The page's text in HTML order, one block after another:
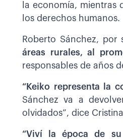
la economía, mientras
los derechos humanos.
Roberto Sánchez, por
áreas rurales, al
responsables de años
“Keiko representa la
Sánchez va a
olvidados”, dice
“Viví la época de su